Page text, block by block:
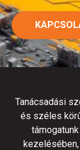
Tanácsadási
és széles